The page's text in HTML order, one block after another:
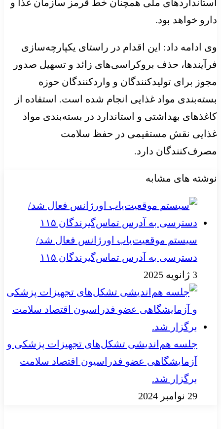
استانداردهای ملی همچنان خط قرمز سازمان غذا و
دارو خواهد بود.
وی ادامه داد: این اقدام در راستای یکپارچه‌سازی
فرآیندها، حذف بروکراسی‌های زائد و تسهیل صدور
مجوز برای تولیدکنندگان و واردکنندگان حوزه
بسته‌بندی مواد غذایی انجام شده است. استفاده از
کاغذهای بهداشتی و استاندارد در بسته‌بندی مواد
غذایی نقش مستقیمی در حفظ سلامت
مصرف‌کنندگان دارد.
نوشته های مشابه
سیستم موقعیت‌یاب اورژانس فعال شد/
دسترسی به آدرس تماس‌گیرندگان ۱۱۵
3 ژانویه 2025
جلسه هم‌اندیشی تشکل‌های تجهیزات پزشکی و
آزمایشگاهی عضو فدراسیون اقتصاد سلامت
برگزار شد.
29 نوامبر 2024